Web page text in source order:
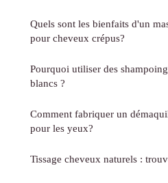
Quels sont les bienfaits d'un
pour cheveux crépus?
Pourquoi utiliser des
blancs ?
Comment fabriquer un
pour les yeux?
Tissage cheveux naturels :